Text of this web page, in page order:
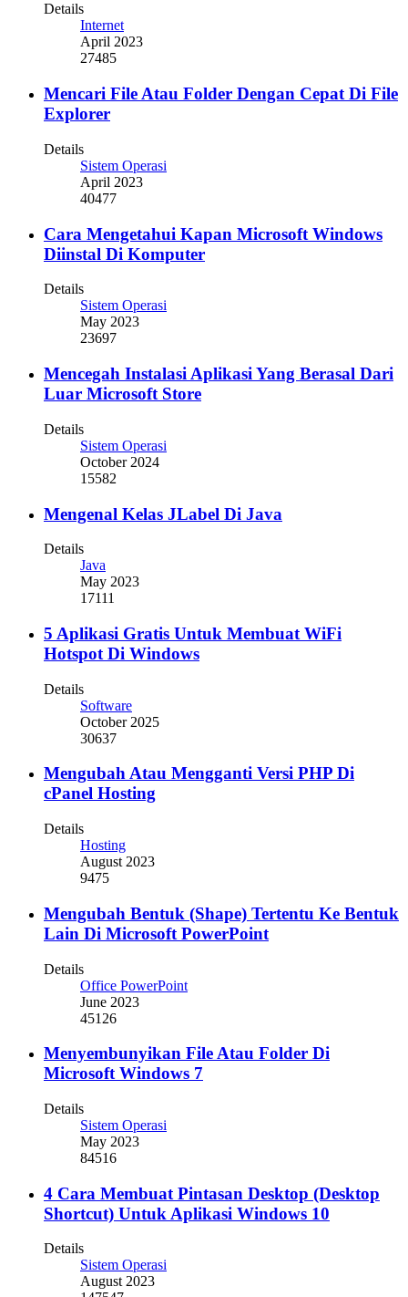
Details
Internet
April 2023
27485
Mencari File Atau Folder Dengan Cepat Di File
Explorer
Details
Sistem Operasi
April 2023
40477
Cara Mengetahui Kapan Microsoft Windows
Diinstal Di Komputer
Details
Sistem Operasi
May 2023
23697
Mencegah Instalasi Aplikasi Yang Berasal Dari
Luar Microsoft Store
Details
Sistem Operasi
October 2024
15582
Mengenal Kelas JLabel Di Java
Details
Java
May 2023
17111
5 Aplikasi Gratis Untuk Membuat WiFi
Hotspot Di Windows
Details
Software
October 2025
30637
Mengubah Atau Mengganti Versi PHP Di
cPanel Hosting
Details
Hosting
August 2023
9475
Mengubah Bentuk (Shape) Tertentu Ke Bentuk
Lain Di Microsoft PowerPoint
Details
Office PowerPoint
June 2023
45126
Menyembunyikan File Atau Folder Di
Microsoft Windows 7
Details
Sistem Operasi
May 2023
84516
4 Cara Membuat Pintasan Desktop (Desktop
Shortcut) Untuk Aplikasi Windows 10
Details
Sistem Operasi
August 2023